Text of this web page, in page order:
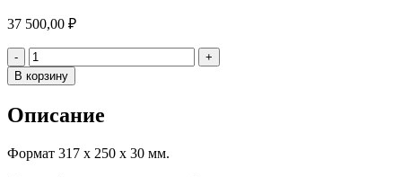
37 500,00 ₽
- Количество
+
В корзину
Описание
Формат 317 х 250 х 30 мм.